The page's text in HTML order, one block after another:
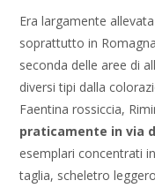
Era largamente
soprattutto in
seconda delle aree di
diversi tipi dalla
Faentina rossiccia,
praticamente in via
esemplari concentrati
taglia, scheletro